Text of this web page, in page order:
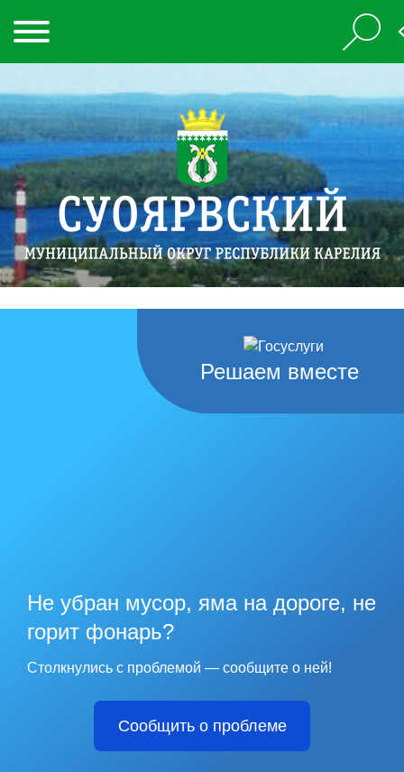
Решаем вместе
Не убран мусор, яма на дороге, не
горит фонарь?
Столкнулись с проблемой — сообщите о ней!
Сообщить о проблеме